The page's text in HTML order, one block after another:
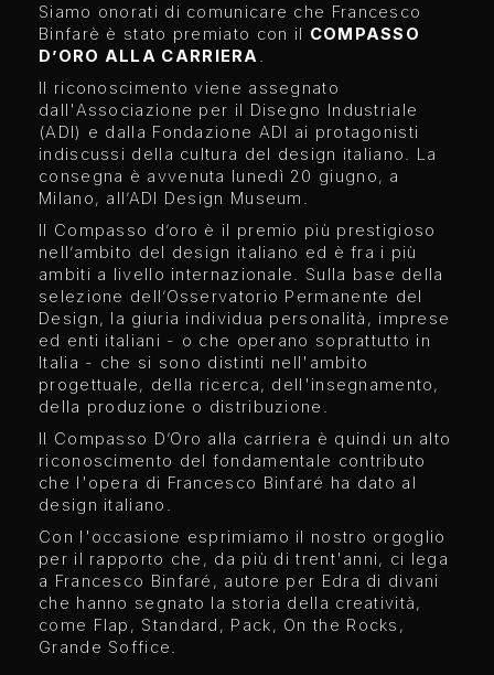
Siamo onorati di comunicare che Francesco
Binfarè è stato premiato con il COMPASSO
D’ORO ALLA CARRIERA
Il riconoscimento viene assegnato
dall'Associazione per il Disegno Industriale
(ADI) e dalla Fondazione ADI ai protagonisti
indiscussi della cultura del design italiano. La
consegna è avvenuta lunedì 20 giugno, a
Milano, all’ADI Design Museum.
Il Compasso d’oro è il premio più prestigioso
nell’ambito del design italiano ed è fra i più
ambiti a livello internazionale. Sulla base della
selezione dell’Osservatorio Permanente del
Design, la giuria individua personalità, imprese
ed enti italiani - o che operano soprattutto in
Italia - che si sono distinti nell'ambito
progettuale, della ricerca, dell'insegnamento,
della produzione o distribuzione.
Il Compasso D’Oro alla carriera è quindi un alto
riconoscimento del fondamentale contributo
che l'opera di Francesco Binfaré ha dato al
design italiano.
Con l'occasione esprimiamo il nostro orgoglio
per il rapporto che, da più di trent'anni, ci lega
a Francesco Binfaré, autore per Edra di divani
che hanno segnato la storia della creatività,
come Flap, Standard, Pack, On the Rocks,
Grande Soffice.